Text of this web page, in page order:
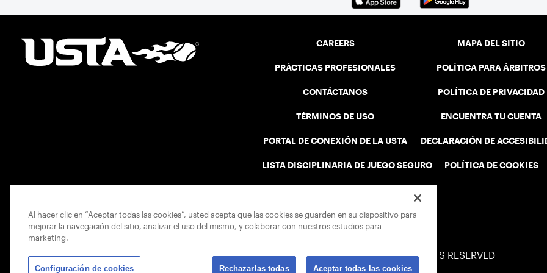
CAREERS
PRÁCTICAS PROFESIONALES
CONTÁCTANOS
TÉRMINOS DE USO
PORTAL DE CONEXIÓN DE LA USTA
LISTA DISCIPLINARIA DE JUEGO SEGURO
MAPA DEL SITIO
POLÍTICA PARA ÁRBITROS
POLÍTICA DE PRIVACIDAD
ENCUENTRA TU CUENTA
DECLARACIÓN DE
POLÍTICA DE COOKIES
© 2026 USTA ALL RIGHTS RESERVED
Al hacer clic en “Aceptar todas las cookies”, usted acepta que las cookies se guarden en su dispositivo para
mejorar la navegación del sitio, analizar el uso del mismo, y colaborar con nuestros estudios para
marketing.
Configuración de cookies Rechazarlas todas Aceptar todas las cookies